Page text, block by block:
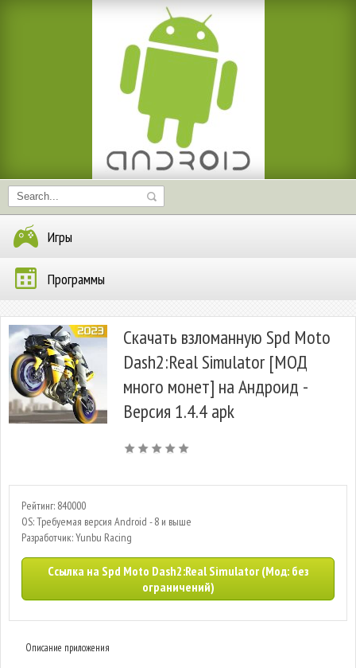
Игры
Программы
Скачать взломанную Spd Moto
Dash2:Real Simulator [МОД
много монет] на Андроид -
Версия 1.4.4 apk
Рейтинг: 840000
OS: Требуемая версия Android - 8 и выше
Разработчик: Yunbu Racing
Ссылка на Spd Moto Dash2:Real Simulator (Мод: без
ограничений)
Описание приложения